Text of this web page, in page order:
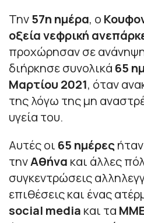
Την57η ημέρα, ο
οξεία νεφρική
προχώρησαν σε
διήρκησε συνολικά 65
Μαρτίου 2021, όταν
της λόγω της μη
υγεία του.
Αυτές οι 65 ημέρες
τηνΑθήνα και άλλες
συγκεντρώσεις
επιθέσεις και ένας
social media και τα